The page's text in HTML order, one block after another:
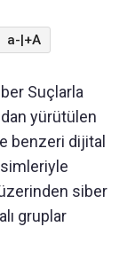
a-|+A
Suçlarla
yürütülen
benzeri dijital
siber
gruplar